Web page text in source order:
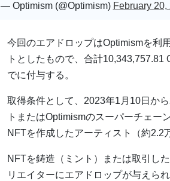
— Optimism (@Optimism) February 20,
今回のエアドロップはOptimismを利
トとしたもので、合計
でに付与する。
取得条件として、2023年1月10日か
トまたはOptimismのスーパーチェー
NFTを作成したアーティスト（約2.2
NFTを鋳造（ミント）または取引し
リエイターにエアドロップが与えら